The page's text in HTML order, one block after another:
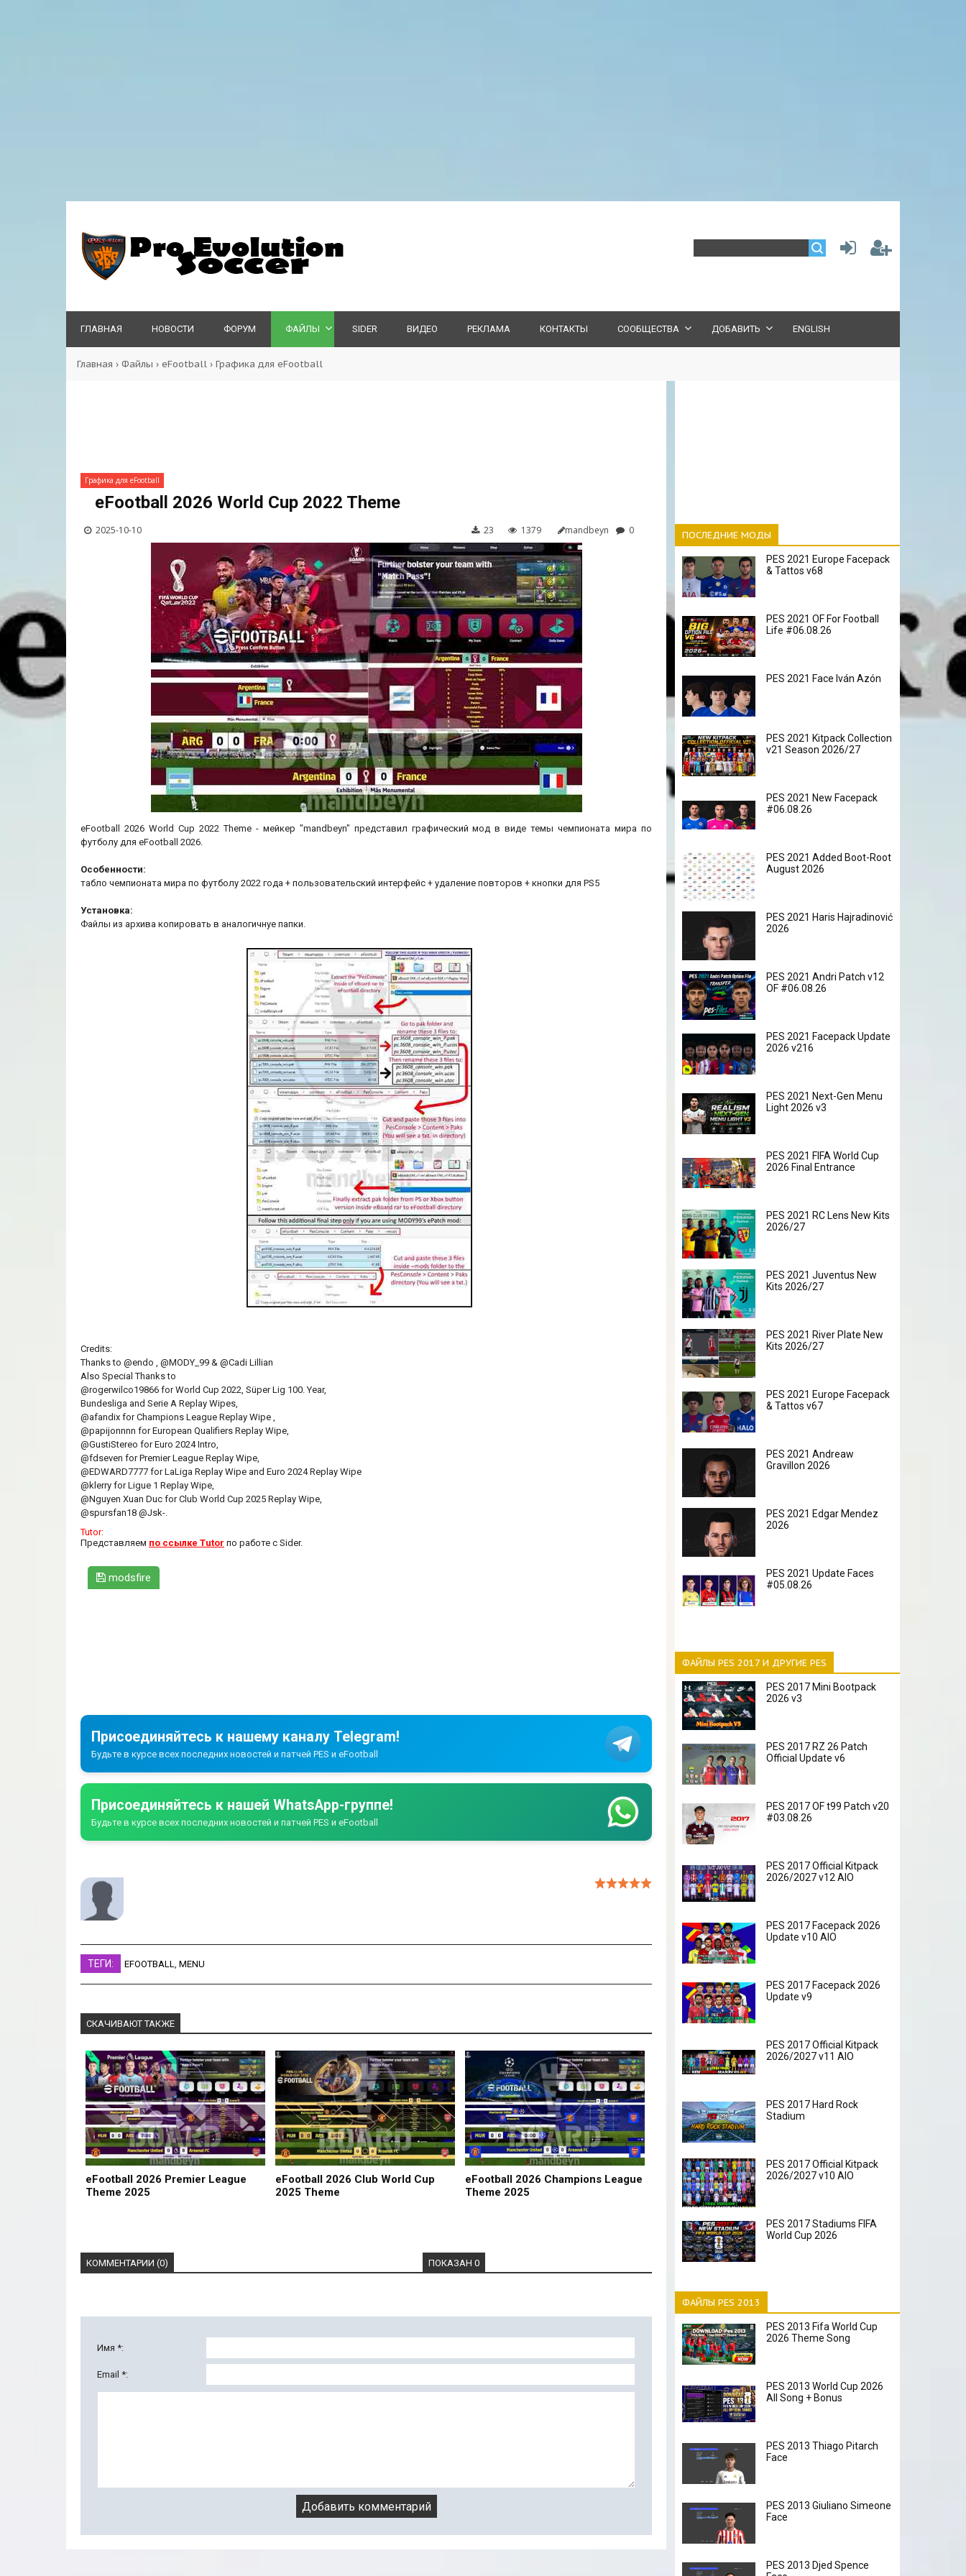
ГЛАВНАЯ НОВОСТИ ФОРУМ ФАЙЛЫ SIDER ВИДЕО РЕКЛАМА КОНТАКТЫ СООБЩЕСТВА ДОБАВИТЬ ENGLISH
Главная › Файлы › eFootball › Графика для eFootball
Графика для eFootball
eFootball 2026 World Cup 2022 Theme
2025-10-10 23 1379 mandbeyn 0
eFootball 2026 World Cup 2022 Theme - мейкер "mandbeyn" представил графический мод в виде темы чемпионата мира по
футболу для eFootball 2026.
Особенности:
табло чемпионата мира по футболу 2022 года + пользовательский интерфейс + удаление повторов + кнопки для PS5
Установка:
Файлы из архива копировать в аналогичнуе папки.
Credits:
Thanks to @endo , @MODY_99 & @Cadi Lillian
Also Special Thanks to
@rogerwilco19866 for World Cup 2022, Süper Lig 100. Year,
Bundesliga and Serie A Replay Wipes,
@afandix for Champions League Replay Wipe ,
@papijonnnn for European Qualifiers Replay Wipe,
@GustiStereo for Euro 2024 Intro,
@fdseven for Premier League Replay Wipe,
@EDWARD7777 for LaLiga Replay Wipe and Euro 2024 Replay Wipe
@klerry for Ligue 1 Replay Wipe,
@Nguyen Xuan Duc for Club World Cup 2025 Replay Wipe,
@spursfan18 @Jsk-.
Tutor:
Представляем по ссылке Tutor по работе с Sider.
modsfire
Присоединяйтесь к нашему каналу Telegram!
Будьте в курсе всех последних новостей и патчей PES и eFootball
Присоединяйтесь к нашей WhatsApp-группе!
Будьте в курсе всех последних новостей и патчей PES и eFootball
ТЕГИ: EFOOTBALL, MENU
СКАЧИВАЮТ ТАКЖЕ
eFootball 2026 Premier League
Theme 2025
eFootball 2026 Club World Cup
2025 Theme
eFootball 2026 Champions League
Theme 2025
КОММЕНТАРИИ (0) ПОКАЗАН 0
Имя *:
Email *:
ПОСЛЕДНИЕ МОДЫ
PES 2021 Europe Facepack
& Tattos v68
PES 2021 OF For Football
Life #06.08.26
PES 2021 Face Iván Azón
PES 2021 Kitpack Collection
v21 Season 2026/27
PES 2021 New Facepack
#06.08.26
PES 2021 Added Boot-Root
August 2026
PES 2021 Haris Hajradinović
2026
PES 2021 Andri Patch v12
OF #06.08.26
PES 2021 Facepack Update
2026 v216
PES 2021 Next-Gen Menu
Light 2026 v3
PES 2021 FIFA World Cup
2026 Final Entrance
PES 2021 RC Lens New Kits
2026/27
PES 2021 Juventus New
Kits 2026/27
PES 2021 River Plate New
Kits 2026/27
PES 2021 Europe Facepack
& Tattos v67
PES 2021 Andreaw
Gravillon 2026
PES 2021 Edgar Mendez
2026
PES 2021 Update Faces
#05.08.26
ФАЙЛЫ PES 2017 И ДРУГИЕ PES
PES 2017 Mini Bootpack
2026 v3
PES 2017 RZ 26 Patch
Official Update v6
PES 2017 OF t99 Patch v20
#03.08.26
PES 2017 Official Kitpack
2026/2027 v12 AIO
PES 2017 Facepack 2026
Update v10 AIO
PES 2017 Facepack 2026
Update v9
PES 2017 Official Kitpack
2026/2027 v11 AIO
PES 2017 Hard Rock
Stadium
PES 2017 Official Kitpack
2026/2027 v10 AIO
PES 2017 Stadiums FIFA
World Cup 2026
ФАЙЛЫ PES 2013
PES 2013 Fifa World Cup
2026 Theme Song
PES 2013 World Cup 2026
All Song + Bonus
PES 2013 Thiago Pitarch
Face
PES 2013 Giuliano Simeone
Face
PES 2013 Djed Spence